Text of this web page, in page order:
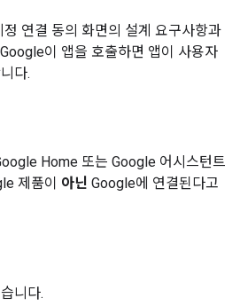
연결 동의 화면의 설계 요구사항과
이 앱을 호출하면 앱이 사용자
다.
Home 또는 Google 어시스턴트
제품이 아닌 Google에 연결된다고
니다.